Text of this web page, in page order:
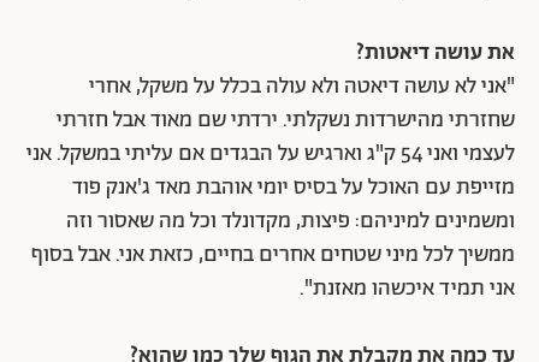
את עושה דיאטות?
"אני לא עושה דיאטה ולא עולה בכלל על משקל, אחרי
שחזרתי מהישרדות נשקלתי. ירדתי שם מאוד אבל חזרתי
לעצמי ואני 54 ק"ג וארגיש על הבגדים אם עליתי במשקל. אני
מזייפת עם האוכל על בסיס יומי אוהבת מאד ג'אנק פוד
ומשמינים למיניהם: פיצות, מקדונלד וכל מה שאסור וזה
ממשיך לכל מיני שטחים אחרים בחיים, כזאת אני. אבל בסוף
אני תמיד איכשהו מאזנת".
עד כמה את מקבלת את הגוף שלך כמו שהוא?